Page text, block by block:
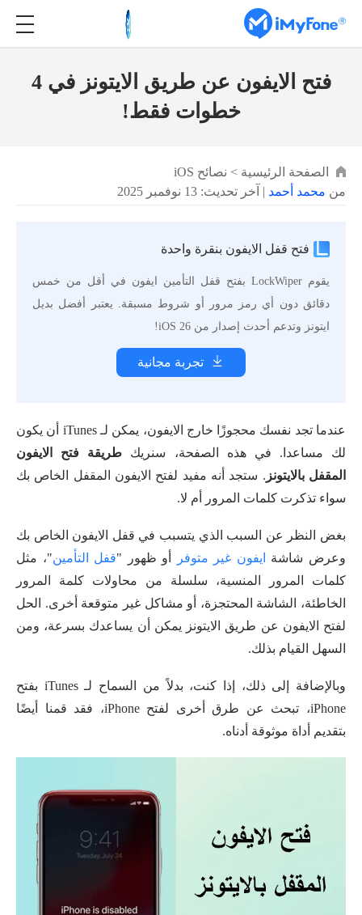
فتح الايفون عن طريق الايتونز في 4
خطوات فقط!
الصفحة الرئيسية > نصائح iOS
من محمد أحمد | آخر تحديث: 13 نوفمبر 2025
فتح قفل الايفون بنقرة واحدة
يقوم LockWiper بفتح قفل التأمين ايفون في أقل من خمس
دقائق دون أي رمز مرور أو شروط مسبقة. يعتبر أفضل بديل
ايتونز وتدعم أحدث إصدار من iOS 26!
تجربة مجانية
عندما تجد نفسك محجوزًا خارج الايفون، يمكن لـ iTunes أن يكون
لك مساعدا. في هذه الصفحة، سنريك طريقة فتح الايفون
المقفل بالايتونز . ستجد أنه مفيد لفتح الايفون المقفل الخاص بك
سواء تذكرت كلمات المرور أم لا.
بغض النظر عن السبب الذي يتسبب في قفل الايفون الخاص بك
وعرض شاشة
ايفون غير متوفر أو ظهور "قفل التأمين"، مثل
كلمات المرور المنسية، سلسلة من محاولات كلمة المرور
الخاطئة، الشاشة المحتجزة، أو مشاكل غير متوقعة أخرى. الحل
لفتح الايفون عن طريق الايتونز يمكن أن يساعدك بسرعة، ومن
السهل القيام بذلك.
وبالإضافة إلى ذلك، إذا كنت، بدلاً من السماح لـ iTunes بفتح
iPhone، تبحث عن طرق أخرى لفتح iPhone، فقد قمنا أيضًا
بتقديم أداة موثوقة أدناه.